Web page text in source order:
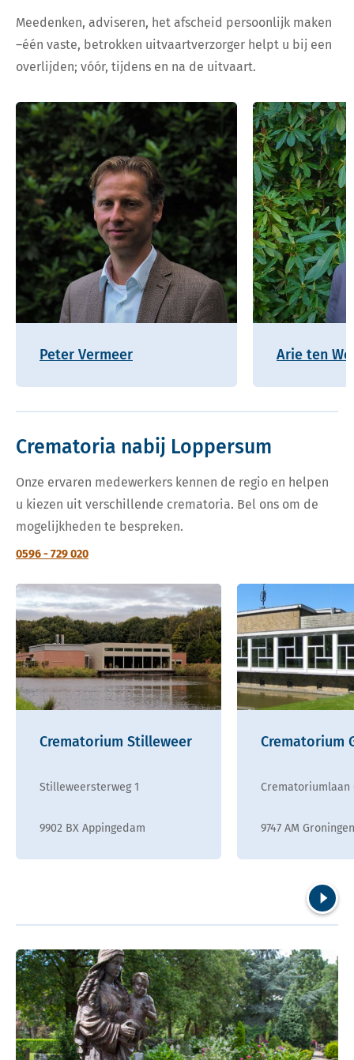
Meedenken, adviseren, het afscheid persoonlijk maken
–één vaste, betrokken uitvaartverzorger helpt u bij een
overlijden; vóór, tijdens en na de uitvaart.
Peter Vermeer Arie ten
Crematoria nabij Loppersum
Onze ervaren medewerkers kennen de regio en helpen
u kiezen uit verschillende crematoria. Bel ons om de
mogelijkheden te bespreken.
0596 - 729 020
Crematorium Stilleweer
Stilleweersterweg 1
9902 BX Appingedam
Crematorium
Crematoriumlaan
9747 AM Groningen